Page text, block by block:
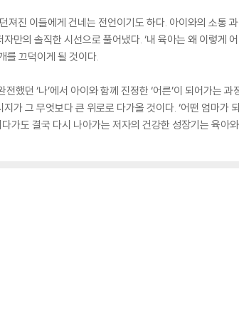
져진 이들에게 건네는 전언이기도 하다. 아이와의 소통
의 솔직한 시선으로 풀어냈다. ‘내 육아는 왜 이렇게
를 끄덕이게 될 것이다.
했던 ‘나’에서 아이와 함께 진정한 ‘어른’이 되어가는
그 무엇보다 큰 위로로 다가올 것이다. ‘어떤 엄마가
가도 결국 다시 나아가는 저자의 건강한 성장기는 육아